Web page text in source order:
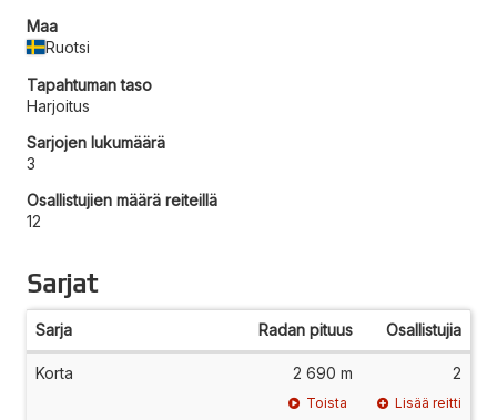
Maa
Ruotsi
Tapahtuman taso
Harjoitus
Sarjojen lukumäärä
3
Osallistujien määrä reiteillä
12
Sarjat
Sarja Radan pituus Osallistujia
Korta 2 690 m 2
Toista Lisää reitti